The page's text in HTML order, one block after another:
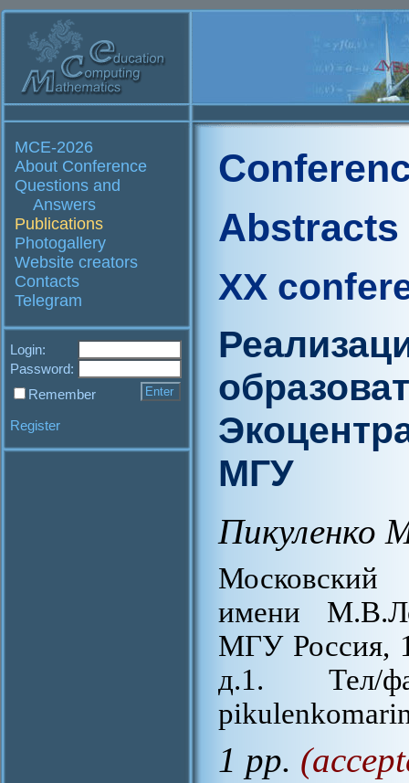
MCE-2026
About Conference
Questions and
Answers
Publications
Photogallery
Website creators
Contacts
Telegram
Login:
Password:
Remember
Register
Abstracts
XX
МГУ
Пикуленко
Московский
имени
МГУ Россия,
д.1. Тел/
1 pp.